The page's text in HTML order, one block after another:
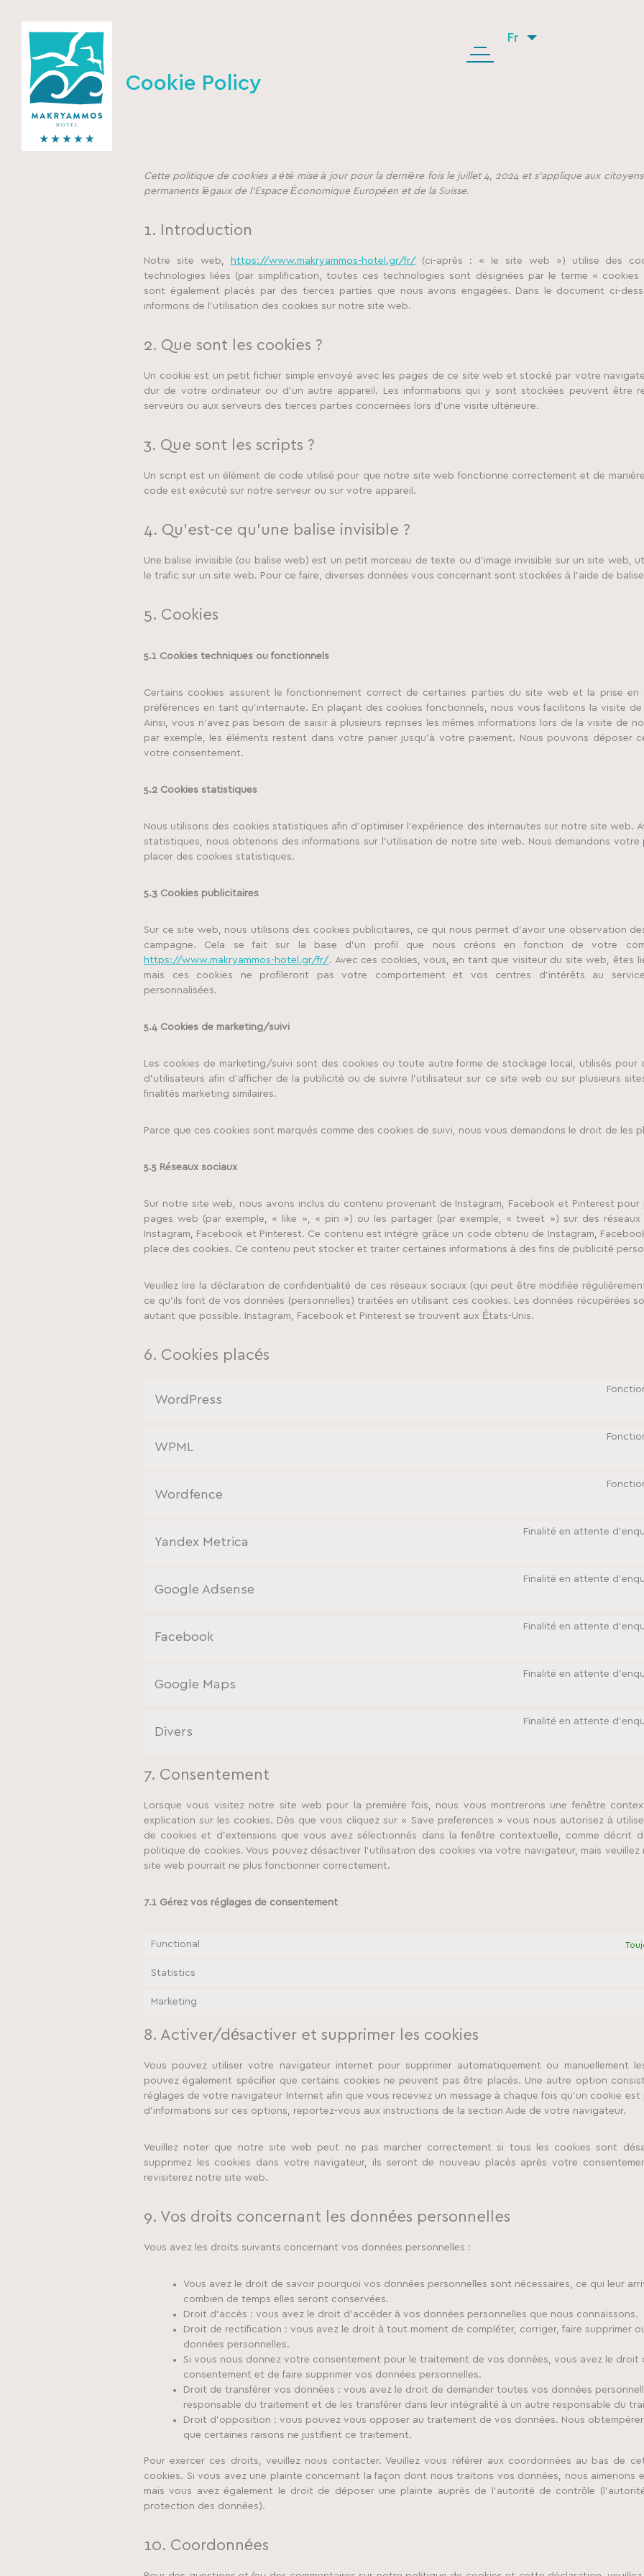
Fr
Cookie Policy
Cette politique de cookies a été mise à jour pour la dernière fois le juillet 4, 2024 et s’applique aux
permanents légaux de l’Espace Économique Européen et de la Suisse.
1. Introduction
Notre site web, https://www.makryammos-hotel.gr/fr/ (ci-après : « le site web ») utilise des
technologies liées (par simplification, toutes ces technologies sont désignées par le terme « cookies
sont également placés par des tierces parties que nous avons engagées. Dans le document ci-
informons de l’utilisation des cookies sur notre site web.
2. Que sont les cookies ?
Un cookie est un petit fichier simple envoyé avec les pages de ce site web et stocké par votre
dur de votre ordinateur ou d’un autre appareil. Les informations qui y sont stockées peuvent être
serveurs ou aux serveurs des tierces parties concernées lors d’une visite ultérieure.
3. Que sont les scripts ?
Un script est un élément de code utilisé pour que notre site web fonctionne correctement et de
code est exécuté sur notre serveur ou sur votre appareil.
4. Qu’est-ce qu’une balise invisible ?
Une balise invisible (ou balise web) est un petit morceau de texte ou d’image invisible sur un site web,
le trafic sur un site web. Pour ce faire, diverses données vous concernant sont stockées à l’aide de
5. Cookies
5.1 Cookies techniques ou fonctionnels
Certains cookies assurent le fonctionnement correct de certaines parties du site web et la prise en
préférences en tant qu’internaute. En plaçant des cookies fonctionnels, nous vous facilitons la visite
Ainsi, vous n’avez pas besoin de saisir à plusieurs reprises les mêmes informations lors de la visite de
par exemple, les éléments restent dans votre panier jusqu’à votre paiement. Nous pouvons déposer
votre consentement.
5.2 Cookies statistiques
Nous utilisons des cookies statistiques afin d’optimiser l’expérience des internautes sur notre site web.
statistiques, nous obtenons des informations sur l’utilisation de notre site web. Nous demandons votre
placer des cookies statistiques.
5.3 Cookies publicitaires
Sur ce site web, nous utilisons des cookies publicitaires, ce qui nous permet d’avoir une observation
campagne. Cela se fait sur la base d’un profil que nous créons en fonction de votre
https://www.makryammos-hotel.gr/fr/. Avec ces cookies, vous, en tant que visiteur du site web, êtes
mais ces cookies ne profileront pas votre comportement et vos centres d’intérêts au
personnalisées.
5.4 Cookies de marketing/suivi
Les cookies de marketing/suivi sont des cookies ou toute autre forme de stockage local, utilisés pour
d’utilisateurs afin d’afficher de la publicité ou de suivre l’utilisateur sur ce site web ou sur plusieurs
finalités marketing similaires.
Parce que ces cookies sont marqués comme des cookies de suivi, nous vous demandons le droit de les
5.5 Réseaux sociaux
Sur notre site web, nous avons inclus du contenu provenant de Instagram, Facebook et Pinterest pour
pages web (par exemple, « like », « pin ») ou les partager (par exemple, « tweet ») sur des réseaux
Instagram, Facebook et Pinterest. Ce contenu est intégré grâce un code obtenu de Instagram,
place des cookies. Ce contenu peut stocker et traiter certaines informations à des fins de publicité
Veuillez lire la déclaration de confidentialité de ces réseaux sociaux (qui peut être modifiée
ce qu’ils font de vos données (personnelles) traitées en utilisant ces cookies. Les données récupérées
autant que possible. Instagram, Facebook et Pinterest se trouvent aux États-Unis.
6. Cookies placés
WordPress
WPML
Wordfence
Yandex Metrica
Finalité en attente
Google Adsense
Finalité en attente
Facebook
Finalité en attente
Google Maps
Finalité en attente
Divers
Finalité en attente
7. Consentement
Lorsque vous visitez notre site web pour la première fois, nous vous montrerons une fenêtre
explication sur les cookies. Dès que vous cliquez sur « Save preferences » vous nous autorisez à
de cookies et d’extensions que vous avez sélectionnés dans la fenêtre contextuelle, comme décrit
politique de cookies. Vous pouvez désactiver l’utilisation des cookies via votre navigateur, mais
site web pourrait ne plus fonctionner correctement.
7.1 Gérez vos réglages de consentement
Functional
Statistics
Marketing
8. Activer/désactiver et supprimer les cookies
Vous pouvez utiliser votre navigateur internet pour supprimer automatiquement ou manuellement
pouvez également spécifier que certains cookies ne peuvent pas être placés. Une autre option
réglages de votre navigateur Internet afin que vous receviez un message à chaque fois qu’un cookie est
d’informations sur ces options, reportez-vous aux instructions de la section Aide de votre navigateur.
Veuillez noter que notre site web peut ne pas marcher correctement si tous les cookies sont
supprimez les cookies dans votre navigateur, ils seront de nouveau placés après votre
revisiterez notre site web.
9. Vos droits concernant les données personnelles
Vous avez les droits suivants concernant vos données personnelles :
Vous avez le droit de savoir pourquoi vos données personnelles sont nécessaires, ce qui leur
combien de temps elles seront conservées.
Droit d’accès : vous avez le droit d’accéder à vos données personnelles que nous connaissons.
Droit de rectification : vous avez le droit à tout moment de compléter, corriger, faire supprimer
données personnelles.
Si vous nous donnez votre consentement pour le traitement de vos données, vous avez le droit
consentement et de faire supprimer vos données personnelles.
Droit de transférer vos données : vous avez le droit de demander toutes vos données
responsable du traitement et de les transférer dans leur intégralité à un autre responsable du
Droit d’opposition : vous pouvez vous opposer au traitement de vos données. Nous
que certaines raisons ne justifient ce traitement.
Pour exercer ces droits, veuillez nous contacter. Veuillez vous référer aux coordonnées au bas de
cookies. Si vous avez une plainte concernant la façon dont nous traitons vos données, nous aimerions
mais vous avez également le droit de déposer une plainte auprès de l’autorité de contrôle
protection des données).
10. Coordonnées